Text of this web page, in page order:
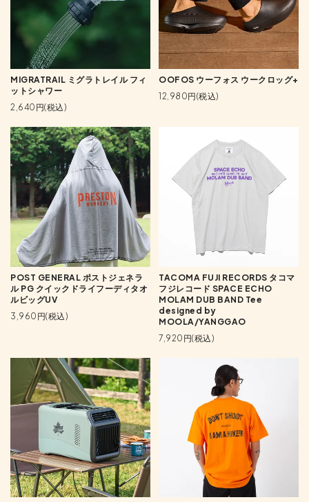
MIGRATRAIL ミグラトレイル フィ
ットシャワー
2,640円(税込)
OOFOS ウーフォス ウークロッグ+
12,980円(税込)
POST GENERAL ポストジェネラ
ル PG クイックドライフーディタオ
ルビッグUV
3,960円(税込)
TACOMA FUJI RECORDS タコマ
フジレコード SPACE ECHO
MOLAM DUB BAND Tee
designed by
MOOLA/YANGGAO
7,920円(税込)